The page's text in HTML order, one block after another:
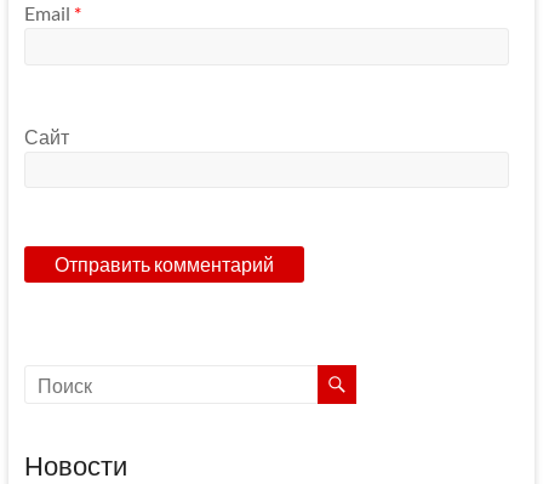
Email *
Сайт
Новости